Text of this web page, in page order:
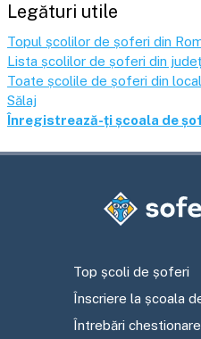
Legături utile
Topul școlilor de șoferi din
Lista școlilor de șoferi din
Toate școlile de șoferi din
Sălaj
Înregistrează-ți școala de
Top școli de șoferi
Înscriere la școala
Întrebări